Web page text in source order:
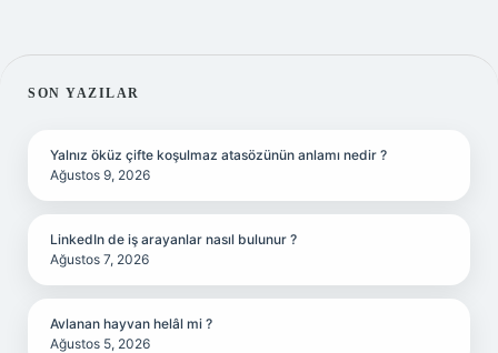
SIDEBAR
SON YAZILAR
Yalnız öküz çifte koşulmaz atasözünün anlamı nedir ?
Ağustos 9, 2026
LinkedIn de iş arayanlar nasıl bulunur ?
Ağustos 7, 2026
Avlanan hayvan helâl mi ?
Ağustos 5, 2026